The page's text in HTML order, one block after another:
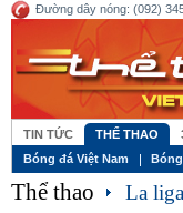
Đường dây nóng: (092)
TIN TỨC THỂ THAO
Bóng đá Việt Nam
Thể thao La liga